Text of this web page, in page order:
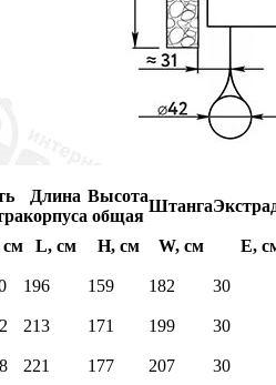
Длина
корпуса
Высота
общая
Штанга
см L, см H, см W, см E,
196 159 182 30
213 171 199 30
221 177 207 30